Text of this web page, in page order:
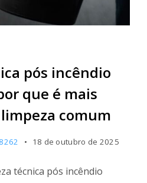
pós incêndio
que é mais
comum
18 de outubro de 2025
técnica pós incêndio